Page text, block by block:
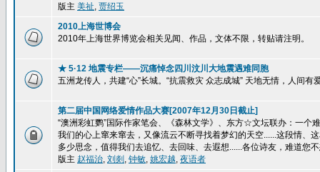
版主 美祉, 贾绍玉
2010上海世博会
2010年上海世界博览会相关见闻、作品，文体不限，转贴请注明。
★ 5·12 地震专栏——沉痛悼念四川汶川大地震遇难同胞
五洲龙传人，共建“心”长城。“抗震救灾 众志成城” 天地无情，人间
第二届中国网络爱情作品大赛[2007年12月30日截止]
“澳洲彩虹鹦”国际作家笔会、《森林文学》、东方☆文坛联办：一个
我们的心上窜来窜去，又像流云不断寻找着梦幻的天空......这段情、
多少思念，值得我们去追忆、去回味、去遐想......各位诗友，难道您
版主 赵福治, 刘剡 , 钟敏, 姚宏越, 夜语者